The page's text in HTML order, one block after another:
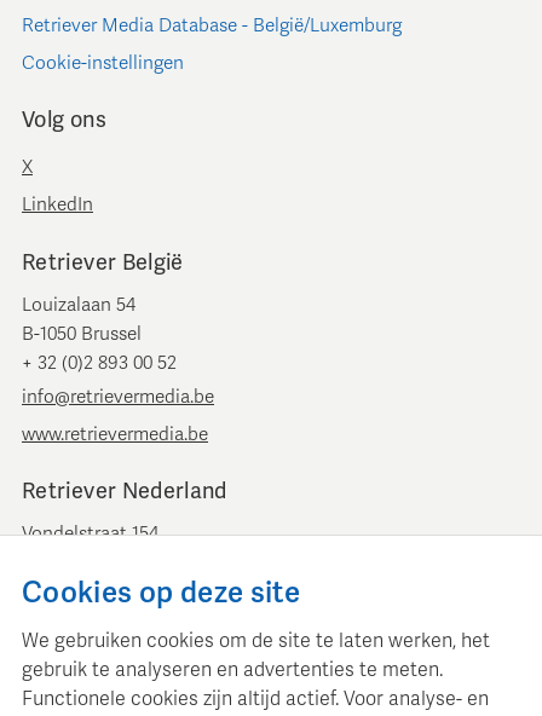
Retriever Media Database - België/Luxemburg
Cookie-instellingen
Volg ons
X
LinkedIn
Retriever België
Louizalaan 54
B-1050 Brussel
+ 32 (0)2 893 00 52
info@retrievermedia.be
www.retrievermedia.be
Retriever Nederland
Vondelstraat 154
+ 31 (0)20 379 11 01
www.retriever.nl
Cookies op deze site
We gebruiken cookies om de site te laten werken, het
gebruik te analyseren en advertenties te meten.
Functionele cookies zijn altijd actief. Voor analyse- en